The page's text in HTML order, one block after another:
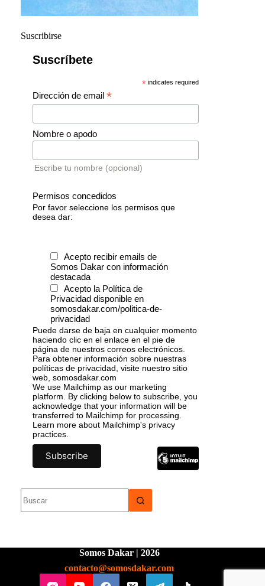
Suscribirse
Suscríbete
* indicates required
Dirección de email *
Nombre o apodo
Escribe tu nombre (opcional)
Permisos concedidos
Por favor seleccione los permisos que
desea dar:
Acepto recibir emails de
Somos Dakar con información
destacada
Acepto la Política de
Privacidad disponible en
somosdakar.com/politica-de-
privacidad
Puede darse de baja en cualquier momento
haciendo clic en el enlace en el pie de
página de nuestros correos electrónicos.
Para obtener información sobre nuestras
políticas de privacidad, visite nuestro sitio
web, somosdakar.com
We use Mailchimp as our marketing
platform. By clicking below to subscribe, you
acknowledge that your information will be
transferred to Mailchimp for processing.
Learn more about Mailchimp's privacy
practices.
Somos Dakar | 2026
contacto@somosdakar.com